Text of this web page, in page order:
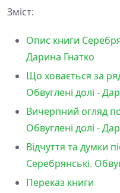
Зміст:
Опис книги
Дарина Гнатко
Що ховається за
Обвуглені долі -
Вичерпний огляд
Обвуглені долі -
Відчуття та думки
Серебрянські.
Переказ книги